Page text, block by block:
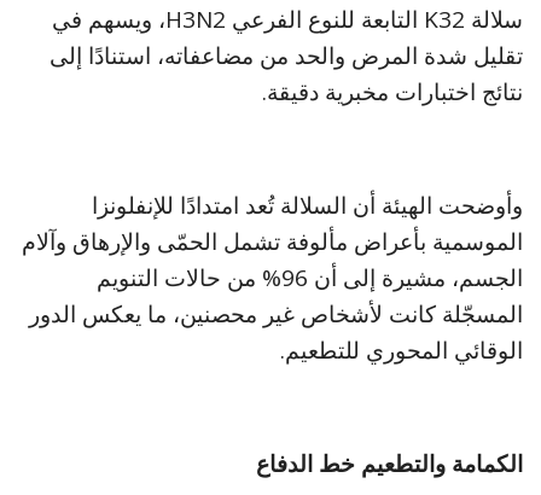
سلالة K32 التابعة للنوع الفرعي H3N2، ويسهم في
تقليل شدة المرض والحد من مضاعفاته، استنادًا إلى
نتائج اختبارات مخبرية دقيقة.
وأوضحت الهيئة أن السلالة تُعد امتدادًا للإنفلونزا
الموسمية بأعراض مألوفة تشمل الحمّى والإرهاق وآلام
الجسم، مشيرة إلى أن 96% من حالات التنويم
المسجّلة كانت لأشخاص غير محصنين، ما يعكس الدور
الوقائي المحوري للتطعيم.
الكمامة والتطعيم خط الدفاع